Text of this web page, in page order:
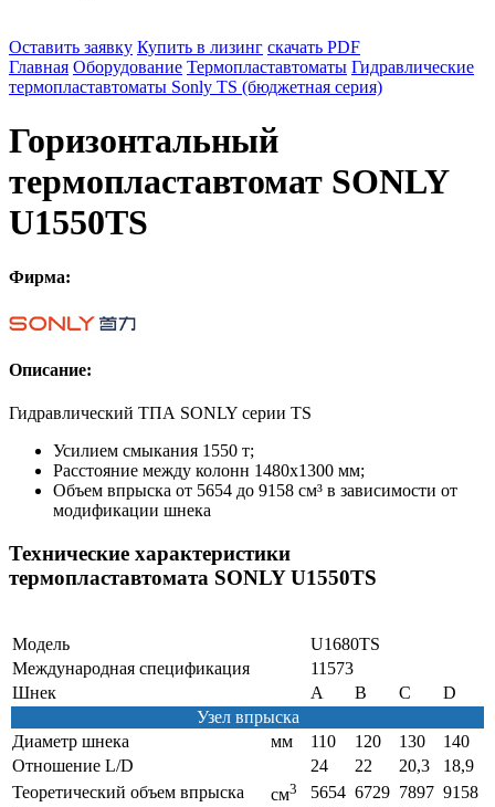
Оставить заявку Купить в лизинг скачать PDF
Главная Оборудование Термопластавтоматы Гидравлические
термопластавтоматы Sonly TS (бюджетная серия)
Горизонтальный
термопластавтомат SONLY
U1550TS
Фирма:
Описание:
Гидравлический ТПА SONLY серии TS
Усилием смыкания 1550 т;
Расстояние между колонн 1480х1300 мм;
Объем впрыска от 5654 до 9158 см³ в зависимости от
модификации шнека
Технические характеристики
термопластавтомата SONLY U1550TS
Модель
U1680TS
Международная спецификация
11573
Шнек
A B C
D
Узел впрыска
Диаметр шнека
мм 110 120 130
140
Отношение L/D
24 22 20,3
18,9
Теоретический объем впрыска
см3 5654 6729 7897 9158